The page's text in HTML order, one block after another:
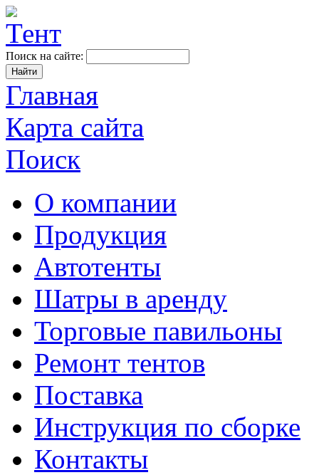
Поиск на сайте:
Главная
Карта сайта
Поиск
О компании
Продукция
Автотенты
Шатры в аренду
Торговые павильоны
Ремонт тентов
Поставка
Инструкция по сборке
Контакты